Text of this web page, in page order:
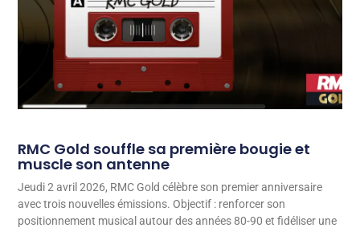
RMC Gold souffle sa première bougie et
muscle son antenne
Jeudi 2 avril 2026, RMC Gold célèbre son premier anniversaire
avec trois nouvelles émissions. Objectif : renforcer son
positionnement musical autour des années 80-90 et fidéliser une